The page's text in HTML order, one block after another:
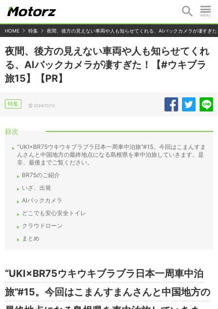
HOME 特集 夜間、後方の見えない車両や人も知らせてくれる、AIバックカメラが凄すぎ
夜間、後方の見えない車両や人も知らせてくれ
る、AIバックカメラが凄すぎた！【#ウキブラ
旅15】【PR】
特集 2024/12/12
目次
“UKI×BR75ウキウキブラブラ日本一周車中泊旅”#15。今回はこまんすま
んさんと中国地方の最終地点になる島根県を車中泊旅していきます。是
非、最後までご覧ください。
BR75のご紹介
いざ、出発
AIバックカメラ
どこでも安心安全トイレ
クラウドローン
まとめ
“UKI×BR75ウキウキブラブラ日本一周車中泊
旅”#15。今回はこまんすまんさんと中国地方の